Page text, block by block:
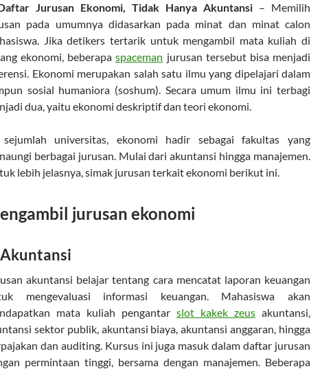
Jurusan Ekonomi, Tidak Hanya Akuntansi – Memilih
pada umumnya didasarkan pada minat dan minat calon
Jika detikers tertarik untuk mengambil mata kuliah di
ekonomi, beberapaspaceman jurusan tersebut bisa menjadi
Ekonomi merupakan salah satu ilmu yang dipelajari dalam
sosial humaniora (soshum). Secara umum ilmu ini terbagi
dua, yaitu ekonomi deskriptif dan teori ekonomi.
universitas, ekonomi hadir sebagai fakultas yang
berbagai jurusan. Mulai dari akuntansi hingga manajemen.
lebih jelasnya, simak jurusan terkait ekonomi berikut ini.
jurusan ekonomi
akuntansi belajar tentang cara mencatat laporan keuangan
mengevaluasi informasi keuangan. Mahasiswa akan
mata kuliah pengantar slot kakek zeus akuntansi,
sektor publik, akuntansi biaya, akuntansi anggaran, hingga
dan auditing. Kursus ini juga masuk dalam daftar jurusan
permintaan tinggi, bersama dengan manajemen. Beberapa